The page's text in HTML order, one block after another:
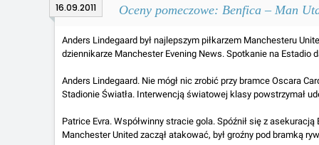
16.09.2011 Oceny pomeczowe: Benfica – Man
Anders Lindegaard był najlepszym piłkarzem Manchesteru
dziennikarze Manchester Evening News. Spotkanie na Estadio
Anders Lindegaard. Nie mógł nic zrobić przy bramce Oscara
Stadionie Światła. Interwencją światowej klasy powstrzymał
Patrice Evra. Współwinny stracie gola. Spóźnił się z asekuracją
Manchester United zaczął atakować, był groźny pod bramką